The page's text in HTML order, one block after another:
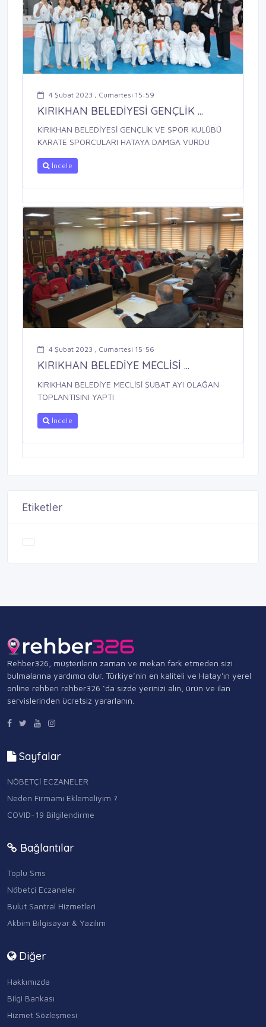
4 Şubat 2023 , Cumartesi 15:59
KIRIKHAN BELEDİYESİ GENÇLİK ...
KIRIKHAN BELEDİYESİ GENÇLİK VE SPOR KULÜBÜ
KARATE SPORCULARI HATAYA DAMGA VURDU
İncele
4 Şubat 2023 , Cumartesi 15:56
KIRIKHAN BELEDİYE MECLİSİ ...
KIRIKHAN BELEDİYE MECLİSİ ŞUBAT AYI OLAĞAN
TOPLANTISINI YAPTI
İncele
Etiketler
Rehber326, müşterilerin zaman ve mekan fark etmeden sizi
bulmalarına yardımcı olur. Türkiye’nin en kaliteli ve Hatay'ın yerel
online rehberi rehber326 ‘da sizde yerinizi alın, ürün ve ilan
servislerinden ücretsiz yararlanın.
Sayfalar
NÖBETÇİ ECZANELER
Neden Firmamı Eklemeliyim ?
COVID-19 Bilgilendirme
Bağlantılar
Toplu Sms
Nöbetçi Eczaneler
Bulut Santral Hizmetleri
Akbim Bilgisayar & Yazılım
Diğer
Hakkımızda
Bilgi Bankası
Hizmet Sözleşmesi